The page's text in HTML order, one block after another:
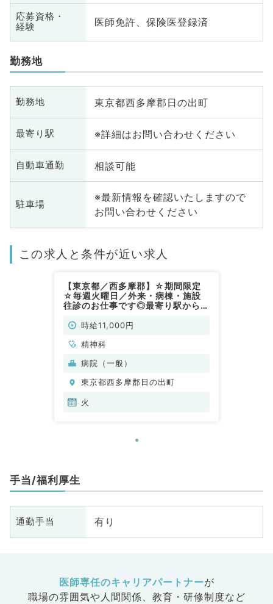
応募資格・
経験
医師免許、保険医登録済
勤務地
勤務地 東京都西多摩郡日の出町
最寄り駅 ※詳細はお問い合わせください
自動車通勤 相談可能
駐車場
※最新情報を確認いたしますので
お問い合わせください
この求人と条件が近い求人
【東京都／西多摩郡】☆期間限定
☆毎週火曜日／外来・病棟・施設
往診のお仕事です◎最寄り駅から送
時給11,000円
精神科
病院（一般）
東京都西多摩郡日の出町
火
手当/福利厚生
通勤手当 有り
医師専任のキャリアパートナーが
職場の雰囲気や人間関係、 教育・研修制度など